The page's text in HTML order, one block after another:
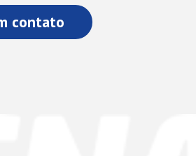
contato